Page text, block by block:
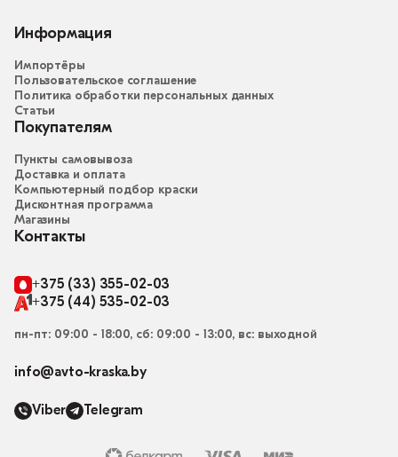
Информация
Импортёры
Пользовательское соглашение
Политика обработки персональных данных
Статьи
Покупателям
Пункты самовывоза
Доставка и оплата
Компьютерный подбор краски
Дисконтная программа
Магазины
Контакты
+375 (33) 355-02-03
+375 (44) 535-02-03
пн-пт: 09:00 - 18:00, сб: 09:00 - 13:00, вс: выходной
info@avto-kraska.by
Viber Telegram